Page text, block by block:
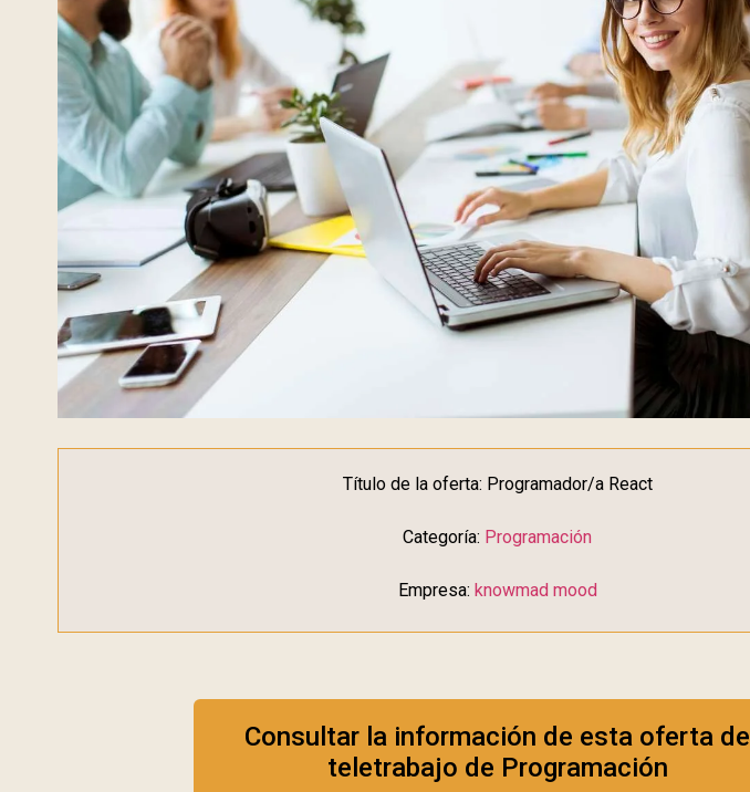
Título de la oferta: Programador/a React
Categoría: Programación
Empresa: knowmad mood
Consultar la información de esta oferta de
teletrabajo de Programación